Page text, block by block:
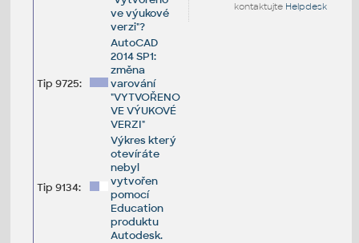
kontaktujte Helpdesk
ve výukové
verzi"?
Tip 9725:
AutoCAD
2014 SP1:
změna
varování
"VYTVOŘENO
VE VÝUKOVÉ
VERZI"
Tip 9134:
Výkres který
otevíráte
nebyl
vytvořen
pomocí
Education
produktu
Autodesk.